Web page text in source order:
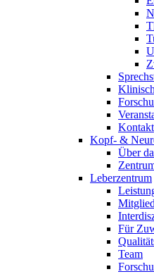
Kontakt
Kopf- &
Über
Leberzentrum
Für
Team